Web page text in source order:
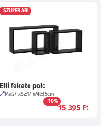
SZUPER ÁR!
Elli fekete polc
Ma:27 Sz:17 Mé:15cm
-10%
15 395 Ft